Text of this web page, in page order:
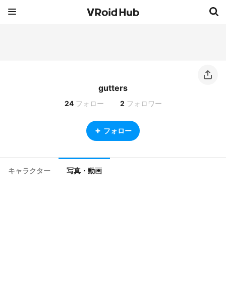
gutters
24 フォロー 2 フォロワー
フォロー
キャラクター 写真・動画